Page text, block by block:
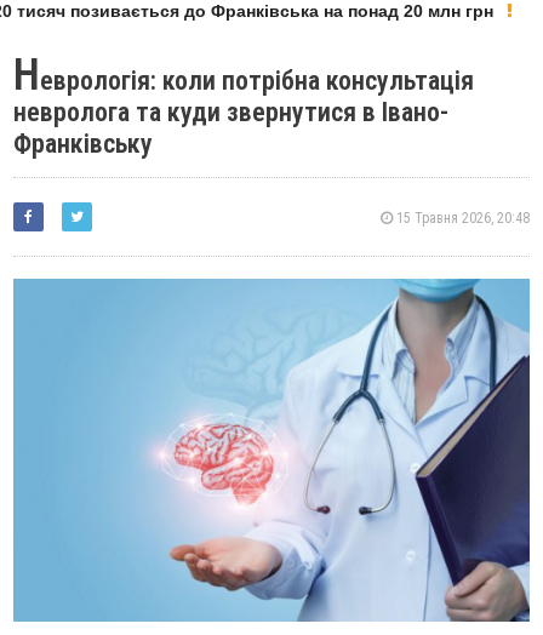
позивається до Франківська на понад 20 млн грн
Неврологія: коли потрібна консультація
невролога та куди звернутися в Івано-
Франківську
15 Травня 2026, 20:48